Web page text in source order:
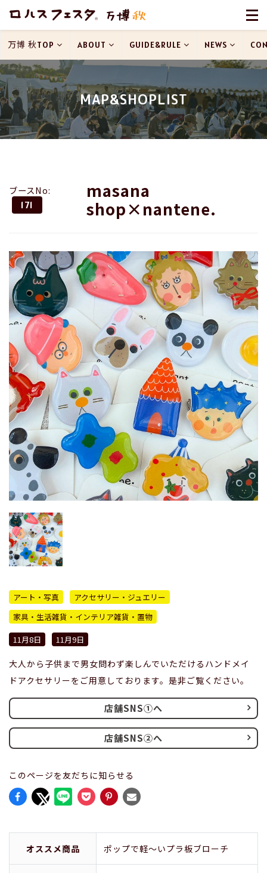
MAP&SHOPLIST
万博 秋TOP ABOUT GUIDE&RULE NEWS
ブースNo:
171
masana
shop×nantene.
アート・写真
アクセサリー・ジュエリー
家具・生活雑貨・インテリア雑貨・置物
11月8日
11月9日
大人から子供まで男女問わず楽しんでいただけるハンドメイ
ドアクセサリーをご用意しております。是非ご覧ください。
店舗SNS①へ
店舗SNS②へ
このページを友だちに知らせる
オススメ商品 ポップで軽～いプラ板ブローチ